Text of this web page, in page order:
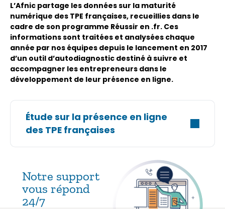
L’Afnic partage les données sur la maturité
numérique des TPE françaises, recueillies dans le
cadre de son programme Réussir en .fr. Ces
informations sont traitées et analysées chaque
année par nos équipes depuis le lancement en 2017
d’un outil d’autodiagnostic destiné à suivre et
accompagner les entrepreneurs dans le
développement de leur présence en ligne.
Étude sur la présence en ligne
des TPE françaises
Notre support
vous répond
24/7